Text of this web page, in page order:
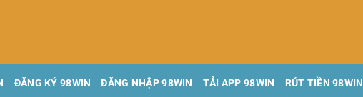
ĐĂNG KÝ 98WIN ĐĂNG NHẬP 98WIN TẢI APP 98WIN RÚT TIỀN 98WIN